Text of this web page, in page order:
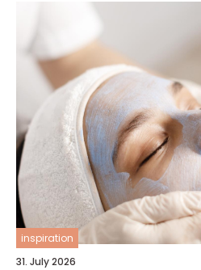
inspiration
31. July 2026